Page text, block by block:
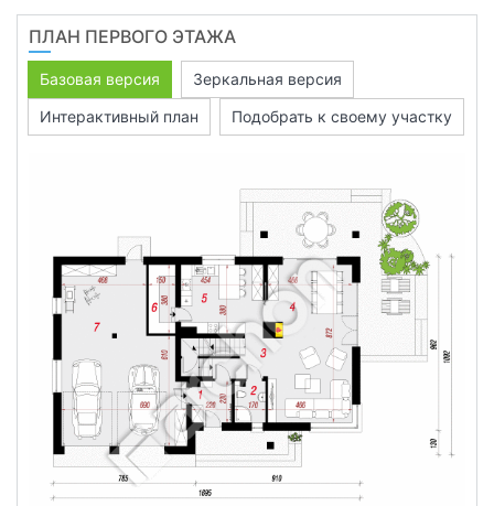
ПЛАН ПЕРВОГО ЭТАЖА
Базовая версия
Зеркальная версия
Интерактивный план
Подобрать к своему участку